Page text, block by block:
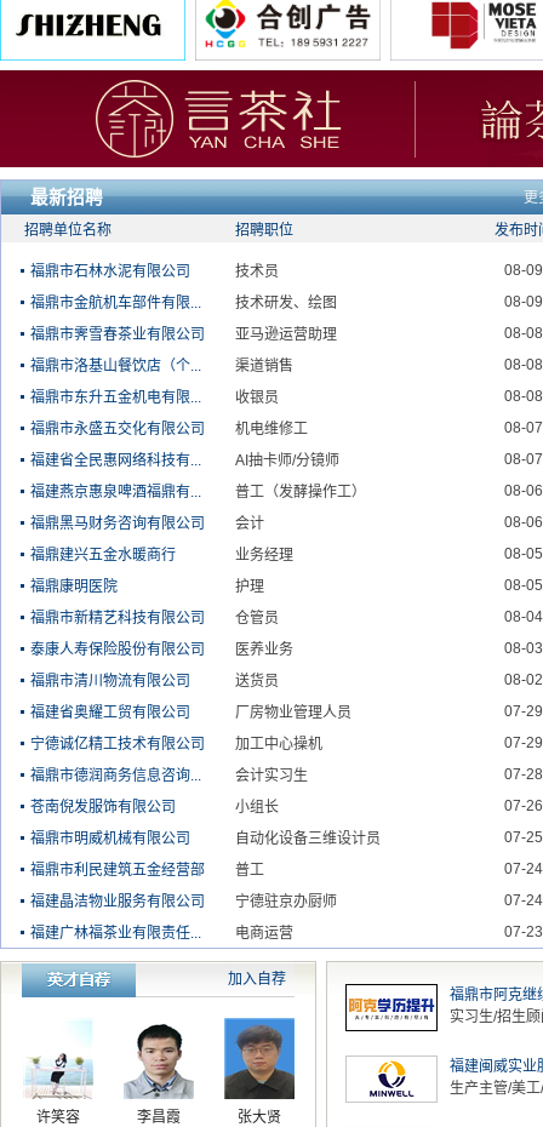
最新招聘
更
招聘单位名称
招聘职位 发布时
福鼎市石林水泥有限公司 技术员
08-09
福鼎市金航机车部件有限...
技术研发、绘图
08-09
福鼎市霁雪春茶业有限公司
亚马逊运营助理
08-08
福鼎市洛基山餐饮店（个...
渠道销售
08-08
福鼎市东升五金机电有限...
收银员
08-08
福鼎市永盛五交化有限公司
机电维修工
08-07
福建省全民惠网络科技有...
AI抽卡师/分镜师
08-07
福建燕京惠泉啤酒福鼎有...
普工（发酵操作工）
08-06
福鼎黑马财务咨询有限公司
会计
08-06
福鼎建兴五金水暖商行
业务经理
08-05
福鼎康明医院
护理
08-05
福鼎市新精艺科技有限公司
仓管员
08-04
泰康人寿保险股份有限公司
医养业务
08-03
福鼎市清川物流有限公司
送货员
08-02
福建省奥耀工贸有限公司
厂房物业管理人员
07-29
宁德诚亿精工技术有限公司
加工中心操机
07-29
福鼎市德润商务信息咨询...
会计实习生
07-28
苍南倪发服饰有限公司
小组长
07-26
福鼎市明威机械有限公司
自动化设备三维设计员
07-25
福鼎市利民建筑五金经营部
普工
07-24
福建晶洁物业服务有限公司
宁德驻京办厨师
07-24
福建广林福茶业有限责任...
电商运营 07-23
加入自荐
许笑容 李昌霞 张大贤
福鼎市阿克继
实习生/招生
福建闽威实业
生产主管/美